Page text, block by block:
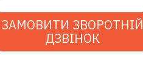
ЗАМОВИТИ ЗВОРОТНІЙ
ДЗВІНОК